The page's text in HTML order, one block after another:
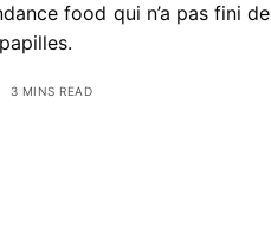
food qui n’a pas fini de
3 MINS READ